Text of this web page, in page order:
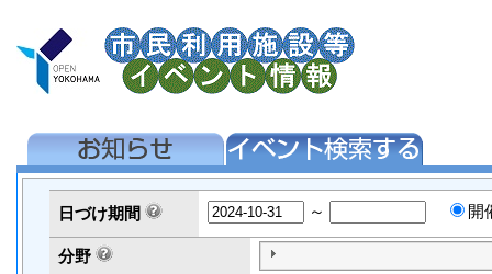
日づけ期間 ～ 開
分野